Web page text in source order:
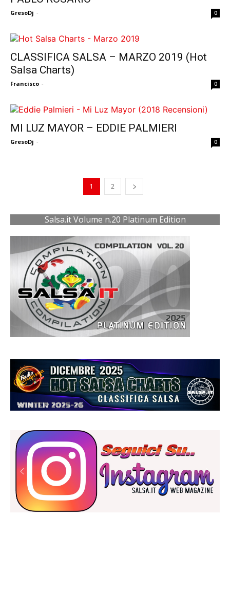
GresoDj - 0
CLASSIFICA SALSA – MARZO 2019 (Hot
Salsa Charts)
Francisco - 0
MI LUZ MAYOR – EDDIE PALMIERI
GresoDj - 0
1 2
Salsa.it Volume n.20 Platinum Edition